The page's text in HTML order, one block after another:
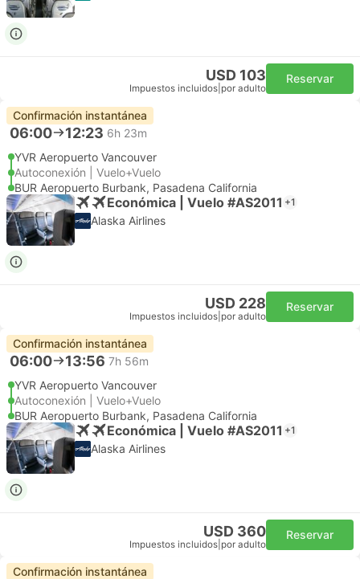
USD 103
Impuestos incluidos por adulto
Reservar
Confirmación instantánea
06:00 12:23 6h 23m
YVR Aeropuerto Vancouver
Autoconexión | Vuelo+Vuelo
BUR Aeropuerto Burbank, Pasadena California
Económica | Vuelo #AS2011 +1
Alaska Airlines
USD 228
Impuestos incluidos por adulto
Reservar
Confirmación instantánea
06:00 13:56 7h 56m
YVR Aeropuerto Vancouver
Autoconexión | Vuelo+Vuelo
BUR Aeropuerto Burbank, Pasadena California
Económica | Vuelo #AS2011 +1
Alaska Airlines
USD 360
Impuestos incluidos por adulto
Reservar
Confirmación instantánea